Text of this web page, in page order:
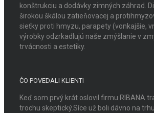
konštrukciu a dodávky zimných záhrad.
širokou škálou zatieňovacej a
sieťky proti hmyzu, parapety (vonkajšie,
výrobky odzrkadlujú naše zmýšlanie v
trvácnosti a estetiky.
ČO POVEDALI KLIENTI
Keď som prvý krát oslovil firmu RIBANA
trochu skeptický.Síce už boli dávno na